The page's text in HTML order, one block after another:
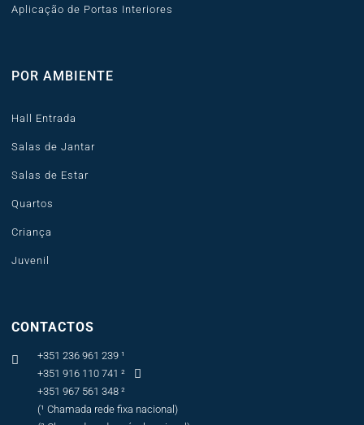
Aplicação de Portas Interiores
POR AMBIENTE
Hall Entrada
Salas de Jantar
Salas de Estar
Quartos
Criança
Juvenil
CONTACTOS


+351 236 961 239 ¹
+351 916 110 741 ²
+351 967 561 348 ²
(¹ Chamada rede fixa nacional)